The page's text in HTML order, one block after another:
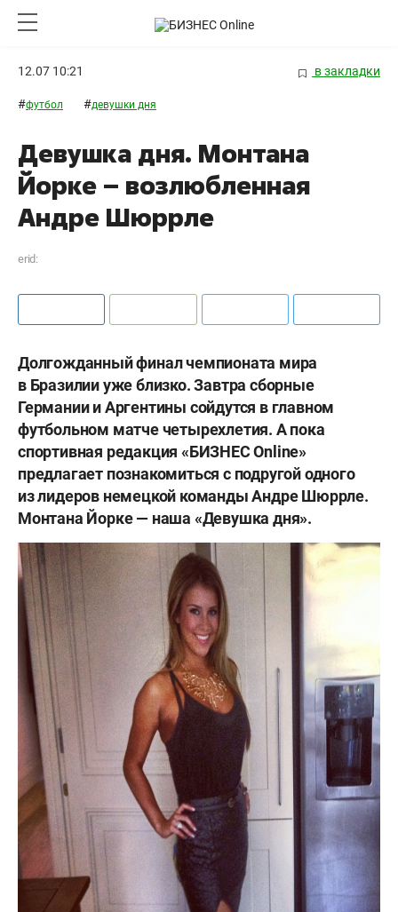
12.07 10:21 в закладки
#футбол #девушки дня
Девушка дня. Монтана
Йорке – возлюбленная
Андре Шюррле
erid:
Долгожданный финал чемпионата мира
в Бразилии уже близко. Завтра сборные
Германии и Аргентины сойдутся в главном
футбольном матче четырехлетия. А пока
спортивная редакция «БИЗНЕС Online»
предлагает познакомиться с подругой одного
из лидеров немецкой команды Андре Шюррле.
Монтана Йорке — наша «Девушка дня».